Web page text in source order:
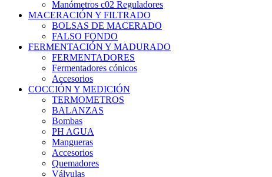
Manómetros c02 Reguladores
MACERACIÓN Y FILTRADO
BOLSAS DE MACERADO
FALSO FONDO
FERMENTACIÓN Y MADURADO
FERMENTADORES
Fermentadores cónicos
Accesorios
COCCIÓN Y MEDICIÓN
TERMOMETROS
BALANZAS
Bombas
PH AGUA
Mangueras
Accesorios
Quemadores
Válvulas